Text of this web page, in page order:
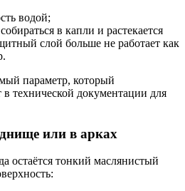
водой;
в капли и растекается
слой больше не работает как
параметр, который
технической документации для
или в арках
остаётся тонкий маслянистый